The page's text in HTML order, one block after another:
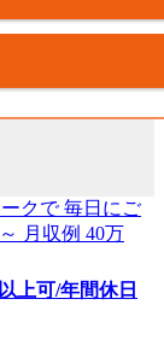
上可/年間休日